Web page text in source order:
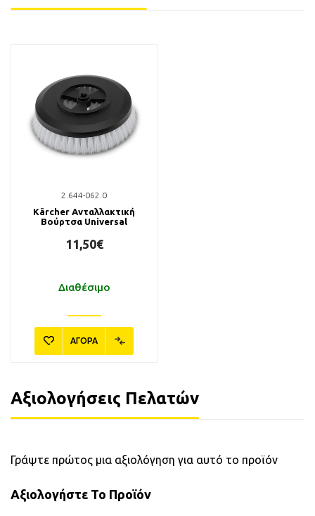
2.644-062.0
Kärcher Ανταλλακτική
Βούρτσα Universal
11,50€
Διαθέσιμο
ΑΓΟΡΑ
Αξιολογήσεις Πελατών
Γράψτε πρώτος μια αξιολόγηση για αυτό το προϊόν
Αξιολογήστε Το Προϊόν